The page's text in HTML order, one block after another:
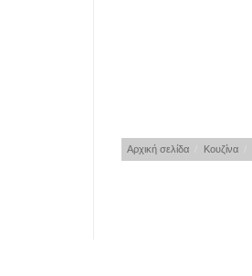
Αρχική σελίδα Κουζίνα